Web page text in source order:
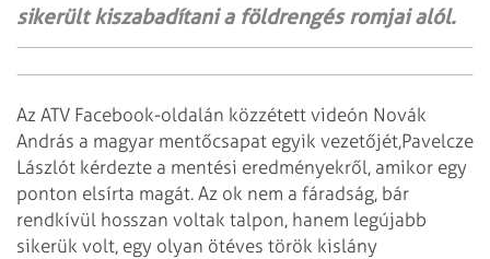
sikerült kiszabadítani a földrengés romjai alól.
Az ATV Facebook-oldalán közzétett videón Novák
András a magyar mentőcsapat egyik vezetőjét,Pavelcze
Lászlót kérdezte a mentési eredményekről, amikor egy
ponton elsírta magát. Az ok nem a fáradság, bár
rendkívül hosszan voltak talpon, hanem legújabb
sikerük volt, egy olyan ötéves török kislány